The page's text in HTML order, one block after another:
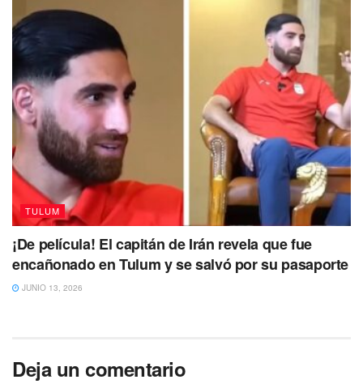
TULUM
¡De película! El capitán de Irán revela que fue
encañonado en Tulum y se salvó por su pasaporte
JUNIO 13, 2026
Deja un comentario